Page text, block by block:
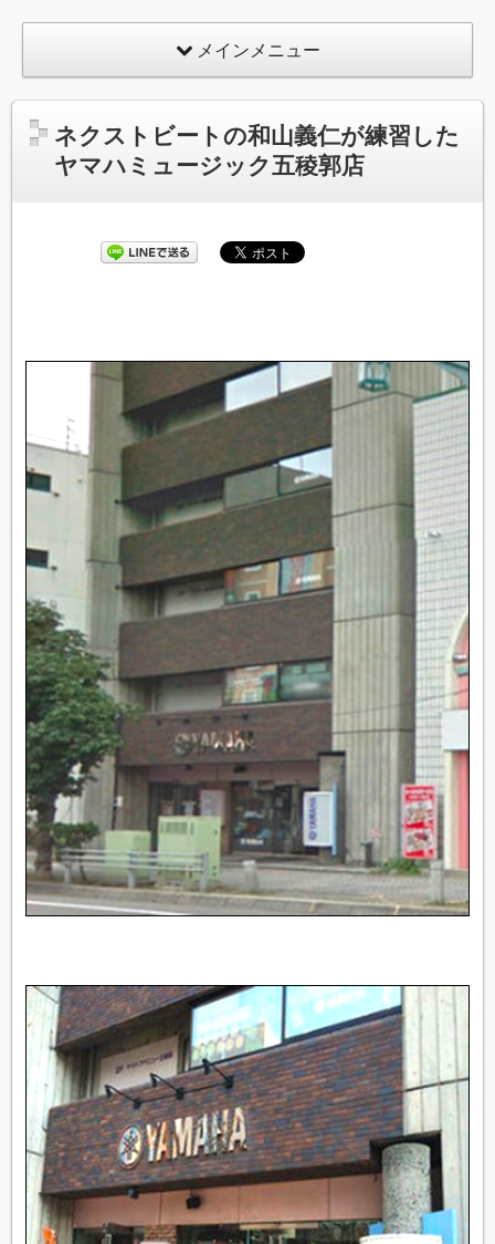
メインメニュー
ネクストビートの和山義仁が練習した
ヤマハミュージック五稜郭店